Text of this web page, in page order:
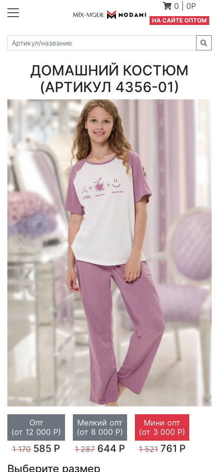
0 0Р
НА САЙТЕ ОПТОМ
ДОМАШНИЙ КОСТЮМ
(АРТИКУЛ 4356-01)
Опт
(от 12 000 Р)
1 170 585 Р
Мелкий опт
(от 8 000 Р)
1 287 644 Р
Мини опт
(от 3 000 Р)
1 521761 Р
Выберите размер